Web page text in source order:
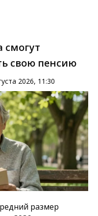
смогут
свою пенсию
2026, 11:30
размер